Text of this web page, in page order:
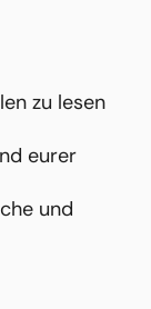
zu lesen
eurer
und